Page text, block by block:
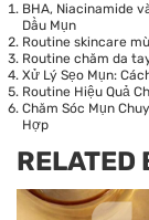
BHA, Niacinamide
Dầu Mụn
Routine skincare
Routine chăm da
Xử Lý Sẹo Mụn:
Routine Hiệu Quả
Chăm Sóc Mụn
Hợp
RELATED